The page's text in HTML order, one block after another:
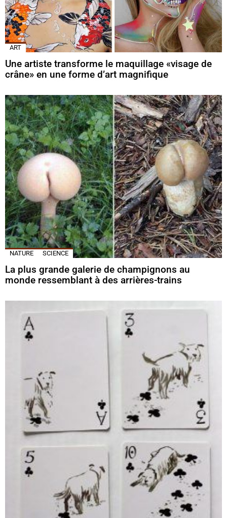
ART
Une artiste transforme le maquillage «visage de
crâne» en une forme d’art magnifique
NATURE SCIENCE
La plus grande galerie de champignons au
monde ressemblant à des arrières-trains